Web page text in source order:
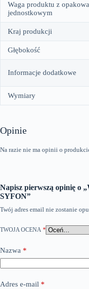
Waga produktu z
jednostkowym
Kraj produkcji
Głębokość
Informacje dodatkowe
Wymiary
Opinie
Na razie nie ma opinii o
Napisz pierwszą opinię o
SYFON”
Twój adres email nie zostanie
TWOJA OCENA *
Nazwa *
Adres e-mail *